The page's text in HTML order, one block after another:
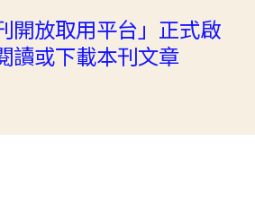
開放取用平台」正式啟
讀或下載本刊文章